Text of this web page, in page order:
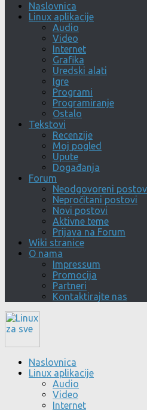
Naslovnica
Linux aplikacije
Audio
Video
Internet
Grafika
Uredski alati
Igre
Programi
Programiranje
Ostalo
Tekstovi
Recenzije
Moj pogled
Upute
Događanja
Forum
Neodgovoreni
Nepročitani postovi
Novi postovi
Aktivne teme
Prijava na Forum
Wiki stranice
O nama
Impressum
Promocija
Partneri
Kontaktirajte nas
Naslovnica
Linux aplikacije
Audio
Video
Internet